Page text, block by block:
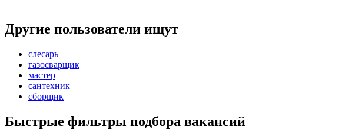
Другие пользователи ищут
слесарь
газосварщик
мастер
сантехник
сборщик
Быстрые фильтры подбора вакансий